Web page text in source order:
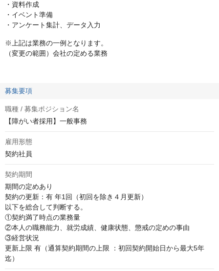
・資料作成
・イベント準備
・アンケート集計、データ入力
※上記は業務の一例となります。
（変更の範囲）会社の定める業務
募集要項
職種 / 募集ポジション名
【障がい者採用】一般事務
雇用形態
契約社員
契約期間
期間の定めあり
契約の更新：有 年1回（初回を除き４月更新）
以下を総合して判断する。
①契約満了時点の業務量
②本人の職務能力、就労成績、健康状態、懲戒の定めの事由
③経営状況
更新上限 有（通算契約期間の上限 ：初回契約開始日から最大5年
迄）